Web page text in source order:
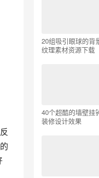
20组吸引眼球的背
纹理素材资源下载
40个超酷的墙壁挂
装修设计效果